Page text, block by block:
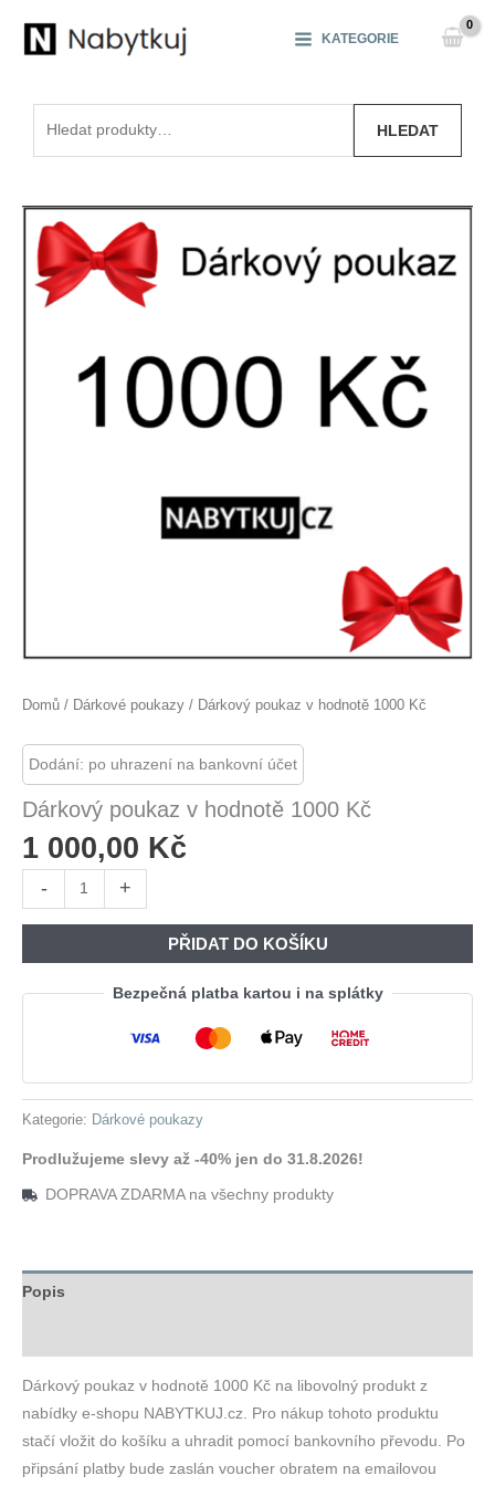
KATEGORIE
HLEDAT
Domů / Dárkové poukazy / Dárkový poukaz v hodnotě 1000 Kč
Dodání: po uhrazení na bankovní účet
Dárkový poukaz v hodnotě 1000 Kč
1 000,00 Kč
-
poukaz
hodnotě
1000
+
PŘIDAT DO KOŠÍKU
Bezpečná platba kartou i na splátky
Kategorie: Dárkové poukazy
Prodlužujeme slevy až -40% jen do 31.8.2026!
DOPRAVA ZDARMA na všechny produkty
Popis
Dárkový poukaz v hodnotě 1000 Kč na libovolný produkt z
nabídky e-shopu NABYTKUJ.cz. Pro nákup tohoto produktu
stačí vložit do košíku a uhradit pomocí bankovního převodu. Po
připsání platby bude zaslán voucher obratem na emailovou